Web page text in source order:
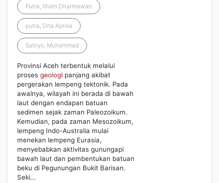
Putra, Ilham Dharmawan
putra, Dita Aprilia
Satriyo, Muhammad
Provinsi Aceh terbentuk melalui
proses geologi panjang akibat
pergerakan lempeng tektonik. Pada
awalnya, wilayah ini berada di bawah
laut dengan endapan batuan
sedimen sejak zaman Paleozoikum.
Kemudian, pada zaman Mesozoikum,
lempeng Indo-Australia mulai
menekan lempeng Eurasia,
menyebabkan aktivitas gunungapi
bawah laut dan pembentukan batuan
beku di Pegunungan Bukit Barisan.
Seki…